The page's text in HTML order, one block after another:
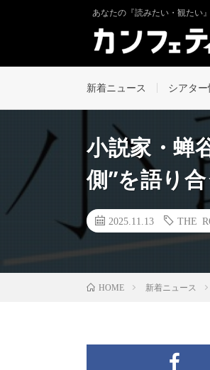
あなたの『読みたい・観たい
新着ニュース シアタ
小説家・蝉
側”を語り
2025.11.13 THE
HOME 新着ニュース